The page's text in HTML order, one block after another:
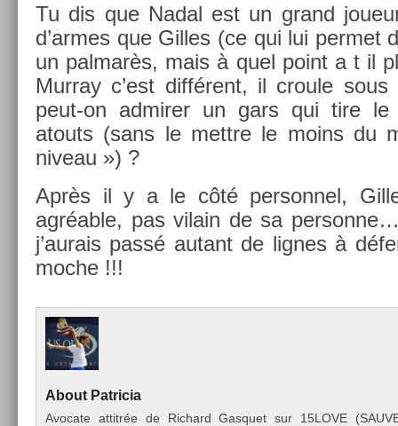
Tu dis que Nadal est un grand
d’armes que Gil­les (ce qui lui per­met
un pal­marès, mais à quel point a t il
Mur­ray c’est différent, il croule
peut-on ad­mir­er un gars qui tire
atouts (sans le mettre le moins du
niveau ») ?
Après il y a le côté per­son­nel,
agréable, pas vilain de sa
j’aurais passé autant de lig­nes à
moche !!!
About Pat­ricia
Avocate at­titrée de Ric­hard Gas­quet sur 15LOVE